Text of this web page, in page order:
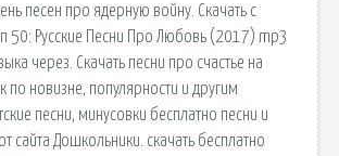
песен про ядерную войну. Скачать с
50: Русские Песни Про Любовь (2017) mp3
через. Скачать песни про счастье на
по новизне, популярности и другим
песни, минусовки бесплатно песни и
сайта Дошкольники. скачать бесплатно